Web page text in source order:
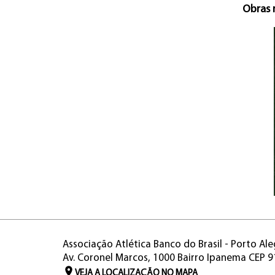
Obras
Associação Atlética Banco do Brasil - Porto
Av. Coronel Marcos, 1000 Bairro Ipanema CEP